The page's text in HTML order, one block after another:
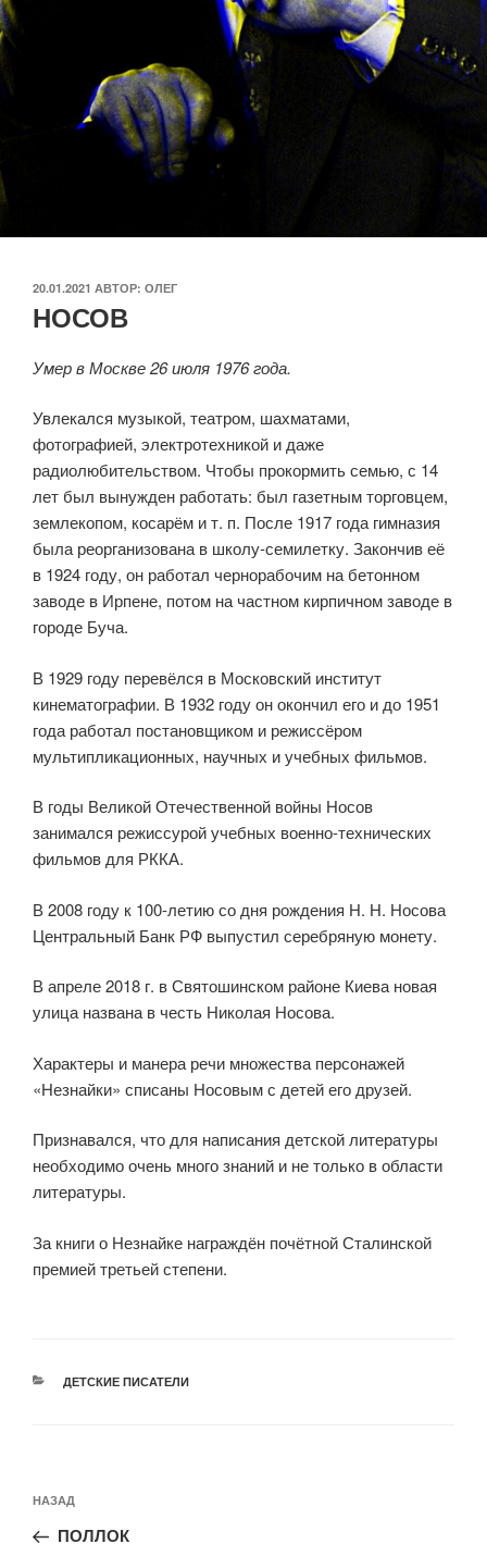
ОПУБЛИКОВАНО
20.01.2021 АВТОР: ОЛЕГ
НОСОВ
Умер в Москве 26 июля 1976 года.
Увлекался музыкой, театром, шахматами,
фотографией, электротехникой и даже
радиолюбительством. Чтобы прокормить семью, с 14
лет был вынужден работать: был газетным торговцем,
землекопом, косарём и т. п. После 1917 года гимназия
была реорганизована в школу-семилетку. Закончив её
в 1924 году, он работал чернорабочим на бетонном
заводе в Ирпене, потом на частном кирпичном заводе в
городе Буча.
В 1929 году перевёлся в Московский институт
кинематографии. В 1932 году он окончил его и до 1951
года работал постановщиком и режиссёром
мультипликационных, научных и учебных фильмов.
В годы Великой Отечественной войны Носов
занимался режиссурой учебных военно-технических
фильмов для РККА.
В 2008 году к 100-летию со дня рождения Н. Н. Носова
Центральный Банк РФ выпустил серебряную монету.
В апреле 2018 г. в Святошинском районе Киева новая
улица названа в честь Николая Носова.
Характеры и манера речи множества персонажей
«Незнайки» списаны Носовым с детей его друзей.
Признавался, что для написания детской литературы
необходимо очень много знаний и не только в области
литературы.
За книги о Незнайке награждён почётной Сталинской
премией третьей степени.
РУБРИКИ
ДЕТСКИЕ ПИСАТЕЛИ
по
записям
Предыдущая
запись:
НАЗАД
ПОЛЛОК